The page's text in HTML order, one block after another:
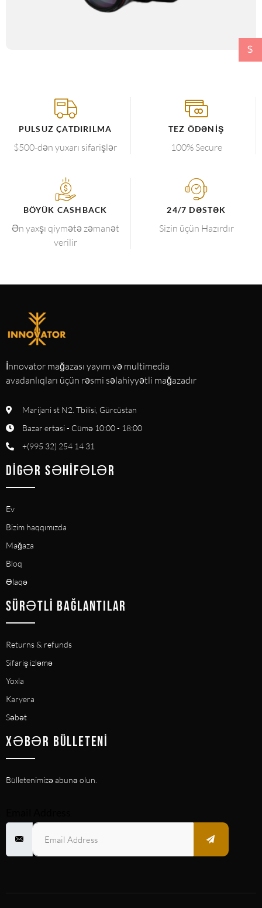
PULSUZ ÇATDIRILMA
$500-dən yuxarı sifarişlər
TEZ ÖDƏNIŞ
100% Secure
BÖYÜK CASHBACK
Ən yaxşı qiymətə zəmanət
verilir
24/7 DƏSTƏK
Sizin üçün Hazırdır
İnnovator mağazası yayım və multimedia
avadanlıqları üçün rəsmi səlahiyyətli mağazadır
Marijani st N2. Tbilisi, Gürcüstan
Bazar ertəsi - Cümə 10:00 - 18:00
+(995 32) 254 14 31
DIGƏR SƏHIFƏLƏR
Ev
Bizim haqqımızda
Mağaza
Bloq
Əlaqə
SÜRƏTLI BAĞLANTILAR
Returns & refunds
Sifariş izləmə
Yoxla
Karyera
Səbət
XƏBƏR BÜLLETENI
Bülletenimizə abunə olun.
$